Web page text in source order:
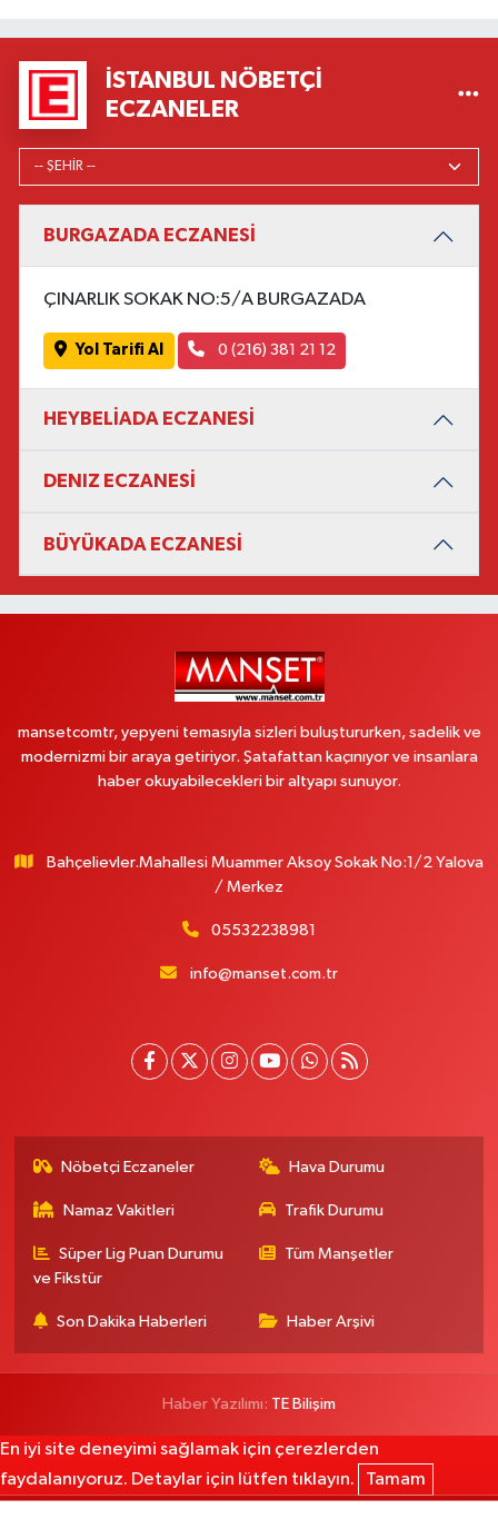
İSTANBUL NÖBETÇI
ECZANELER
BURGAZADA ECZANESİ
ÇINARLIK SOKAK NO:5/A BURGAZADA
Yol Tarifi Al 0 (216) 381 21 12
HEYBELİADA ECZANESİ
DENIZ ECZANESİ
BÜYÜKADA ECZANESİ
mansetcomtr, yepyeni temasıyla sizleri buluştururken, sadelik ve
modernizmi bir araya getiriyor. Şatafattan kaçınıyor ve insanlara
haber okuyabilecekleri bir altyapı sunuyor.
Bahçelievler.Mahallesi Muammer Aksoy Sokak No:1/2 Yalova
/ Merkez
05532238981
info@manset.com.tr
Nöbetçi Eczaneler Hava Durumu
Namaz Vakitleri Trafik Durumu
Süper Lig Puan Durumu
ve Fikstür
Tüm Manşetler
Son Dakika Haberleri Haber Arşivi
Haber Yazılımı: TE Bilişim
En iyi site deneyimi sağlamak için çerezlerden
faydalanıyoruz. Detaylar için lütfen tıklayın.
Tamam